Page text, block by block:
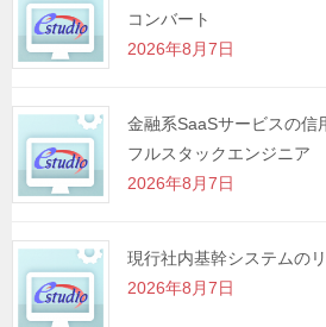
ョ
ン
コンバート
2026年8月7日
金融系SaaSサービスの信
フルスタックエンジニア
2026年8月7日
現行社内基幹システムの
2026年8月7日